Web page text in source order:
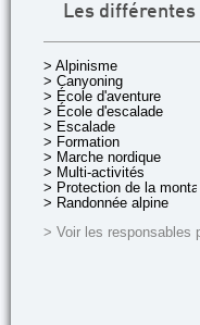
Les
> Alpinisme
> Canyoning
> École d'aventure
> École d'escalade
> Escalade
> Formation
> Marche nordique
> Multi-activités
> Protection de la
> Randonnée alpine
> Voir les responsables